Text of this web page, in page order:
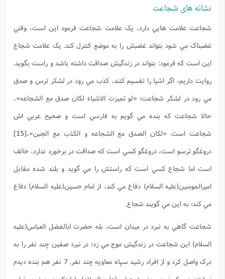
نشانه های شجاعت
شجاعت علامت هايي دارد، يک علامت شجاعت فرمود اين است، وقتي
غضبناک مي شود بتواند غضبش را به موضع کنترل کند. يک علامت شجاع
اين است که فرمود: بتواند در زندگيش صداقت داشته باشد و راست بگويد.
روايت داريم، اگر اشيا را تقسيم کنند، کذب مي رود در لشکر ترس و صدق
مي رود در لشکر شجاعت؛ «لو تميزت الاشياء لکان صدق مع الشجاعه»،
حالا شجاعت که بنده مي گويم به فارسي است و صحيح عربي اش
شجاعت است. «لکان الصدق مع الشجاعه و الکذب مع الجبن»،[15]
دروغگو ترسو است، دروغگو کسي است که صداقت در برخورد ندارد، خائف
است اما شجاع کسي است که راستش را مي گويد و بلند شده مقابل
اميرالمومنين(علیه السلام) دفاع مي کند، از امام حسين(علیه السلام) دفاع
مي کند؛ به اين مي گويند شجاع.
شجاعت گاهي به نبرد در ميدان است، بله حضرت ابالفضل العباس(علیه
السلام) اين شجاعت در زندگيش موج مي زد؛ در نبرد صفين چند نفر را به
درک واصل کرد و از افراد رشيد سپاه معاويه چند نفر. 7 نفر هم بنده ديدم